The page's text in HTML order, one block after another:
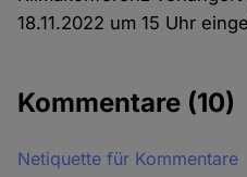
18.11.2022 um 15 Uhr
Kommentare (10)
Netiquette für Kommentare